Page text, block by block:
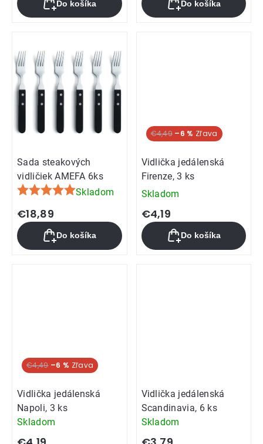
je
5,0
hviezdičiek.
Do košíka Do košíka
Sada steakových
vidličiek AMEFA 6ks
Priemerné
hodnotenie
produktu
je
5,0
Skladom
€18,89
Do košíka
€4,49 –6 %
Vidlička jedálenská
Firenze, 3 ks
Skladom
€4,19
Do košíka
€4,49 –6 %
Vidlička jedálenská
Napoli, 3 ks
Skladom
Vidlička jedálenská
Scandinavia, 6 ks
Skladom